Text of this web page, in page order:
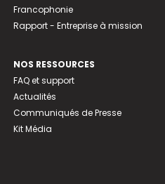
Francophonie
Rapport - Entreprise à mission
NOS RESSOURCES
FAQ et support
Actualités
Communiqués de Presse
Kit Média